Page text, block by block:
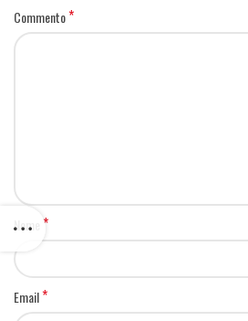
Commento*
Nome *
Email*